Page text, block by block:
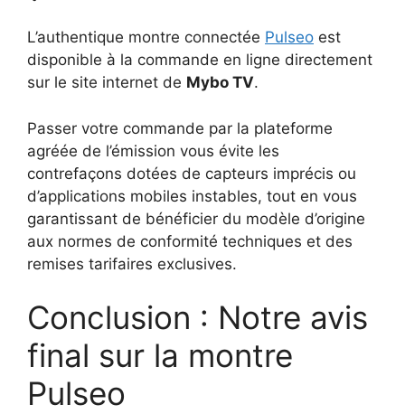
L’authentique montre connectée Pulseo est
disponible à la commande en ligne directement
sur le site internet de Mybo TV.
Passer votre commande par la plateforme
agréée de l’émission vous évite les
contrefaçons dotées de capteurs imprécis ou
d’applications mobiles instables, tout en vous
garantissant de bénéficier du modèle d’origine
aux normes de conformité techniques et des
remises tarifaires exclusives.
Conclusion : Notre avis
final sur la montre
Pulseo